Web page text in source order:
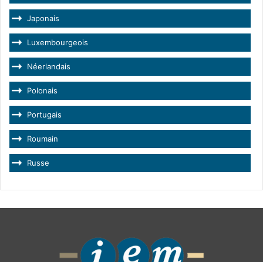
Japonais
Luxembourgeois
Néerlandais
Polonais
Portugais
Roumain
Russe